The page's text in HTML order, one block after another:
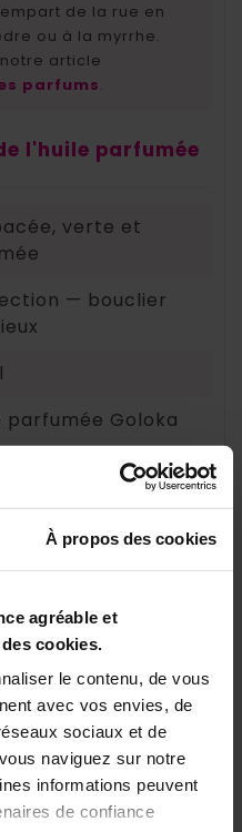
À propos des cookies
agréable et
cookies.
le contenu, de vous
avec vos envies, de
sociaux et de
naviguez sur notre
informations peuvent
de confiance
de la rue en
ou à la myrrhe.
article
parfums.
l'huile parfumée
verte et
— bouclier
parfumée Goloka
Goloka
votre foyer avec
20 huiles